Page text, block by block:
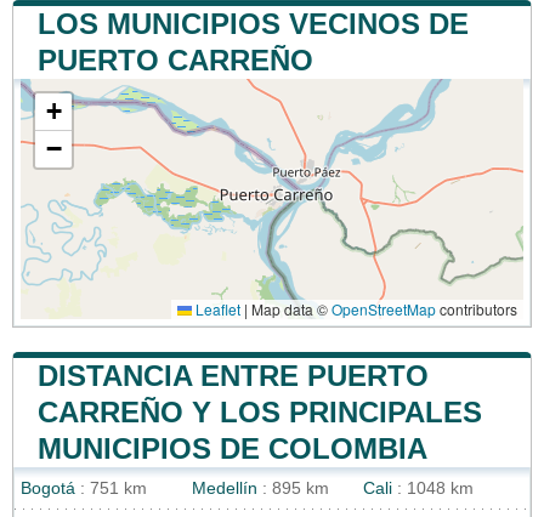
LOS MUNICIPIOS VECINOS DE
PUERTO CARREÑO
+
−
Leaflet | Map data ©OpenStreetMapcontributors
DISTANCIA ENTRE PUERTO
CARREÑO Y LOS PRINCIPALES
MUNICIPIOS DE COLOMBIA
Bogotá : 751 km Medellín : 895 km Cali : 1048 km